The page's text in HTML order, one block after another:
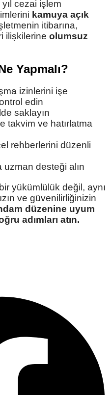
cezai işlem
kamuya açık
itibarına,
ilişkilerine olumsuz
Yapmalı?
izinlerini işe
edin
saklayın
takvim ve hatırlatma
rehberlerini düzenli
uzman desteği alın
yükümlülük değil, aynı
ve güvenilirliğinizin
düzenine uyum
adımları atın.